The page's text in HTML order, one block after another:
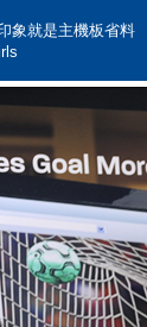
象就是主機板省料